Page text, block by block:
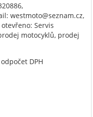
westmoto@seznam.cz,
Servis
motocyklů, prodej
DPH